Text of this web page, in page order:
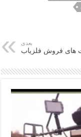
بعدی
های فروش فلزیاب